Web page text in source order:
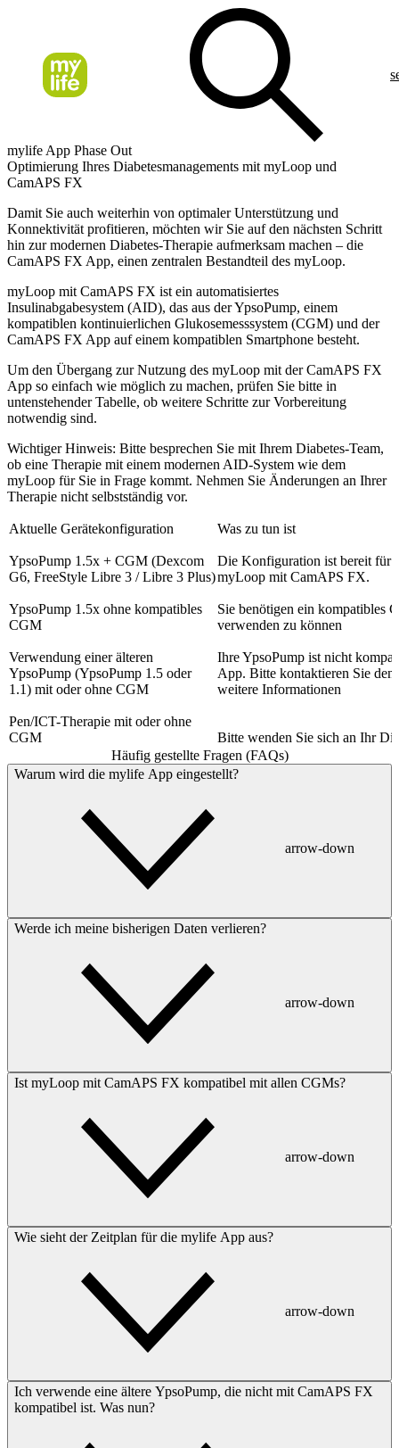
mylife App Phase Out
Optimierung Ihres Diabetesmanagements mit myLoop und
CamAPS FX
Damit Sie auch weiterhin von optimaler Unterstützung und
Konnektivität profitieren, möchten wir Sie auf den nächsten Schritt
hin zur modernen Diabetes-Therapie aufmerksam machen – die
CamAPS FX App, einen zentralen Bestandteil des myLoop.
myLoop mit CamAPS FX ist ein automatisiertes
Insulinabgabesystem (AID), das aus der YpsoPump, einem
kompatiblen kontinuierlichen Glukosemesssystem (CGM) und der
CamAPS FX App auf einem kompatiblen Smartphone besteht.
Um den Übergang zur Nutzung des myLoop mit der CamAPS FX
App so einfach wie möglich zu machen, prüfen Sie bitte in
untenstehender Tabelle, ob weitere Schritte zur Vorbereitung
notwendig sind.
Wichtiger Hinweis: Bitte besprechen Sie mit Ihrem Diabetes-Team,
ob eine Therapie mit einem modernen AID-System wie dem
myLoop für Sie in Frage kommt. Nehmen Sie Änderungen an Ihrer
Therapie nicht selbstständig vor.
Aktuelle Gerätekonfiguration Was zu tun ist
YpsoPump 1.5x + CGM (Dexcom
G6, FreeStyle Libre 3 / Libre 3 Plus)
Die Konfiguration ist bereit für
myLoop mit CamAPS FX.
YpsoPump 1.5x ohne kompatibles
CGM
Sie benötigen ein kompatibles
verwenden zu können
Verwendung einer älteren
YpsoPump (YpsoPump 1.5 oder
1.1) mit oder ohne CGM
Ihre YpsoPump ist nicht
App. Bitte kontaktieren Sie
weitere Informationen
Pen/ICT-Therapie mit oder ohne
CGM
Bitte wenden Sie sich an Ihr
Häufig gestellte Fragen (FAQs)
Warum wird die mylife App eingestellt?
arrow-down
Werde ich meine bisherigen Daten verlieren?
arrow-down
Ist myLoop mit CamAPS FX kompatibel mit allen CGMs?
arrow-down
Wie sieht der Zeitplan für die mylife App aus?
arrow-down
Ich verwende eine ältere YpsoPump, die nicht mit CamAPS FX
kompatibel ist. Was nun?